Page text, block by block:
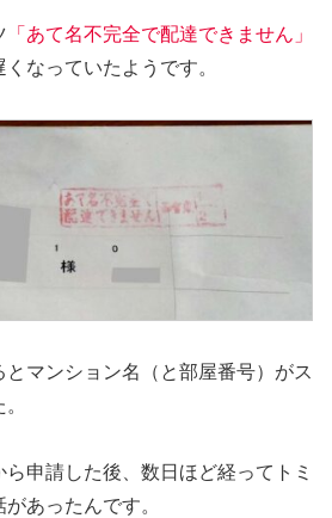
「あて名不完全で配達できません」
なっていたようです。
マンション名（と部屋番号）がス
申請した後、数日ほど経ってトミ
あったんです。